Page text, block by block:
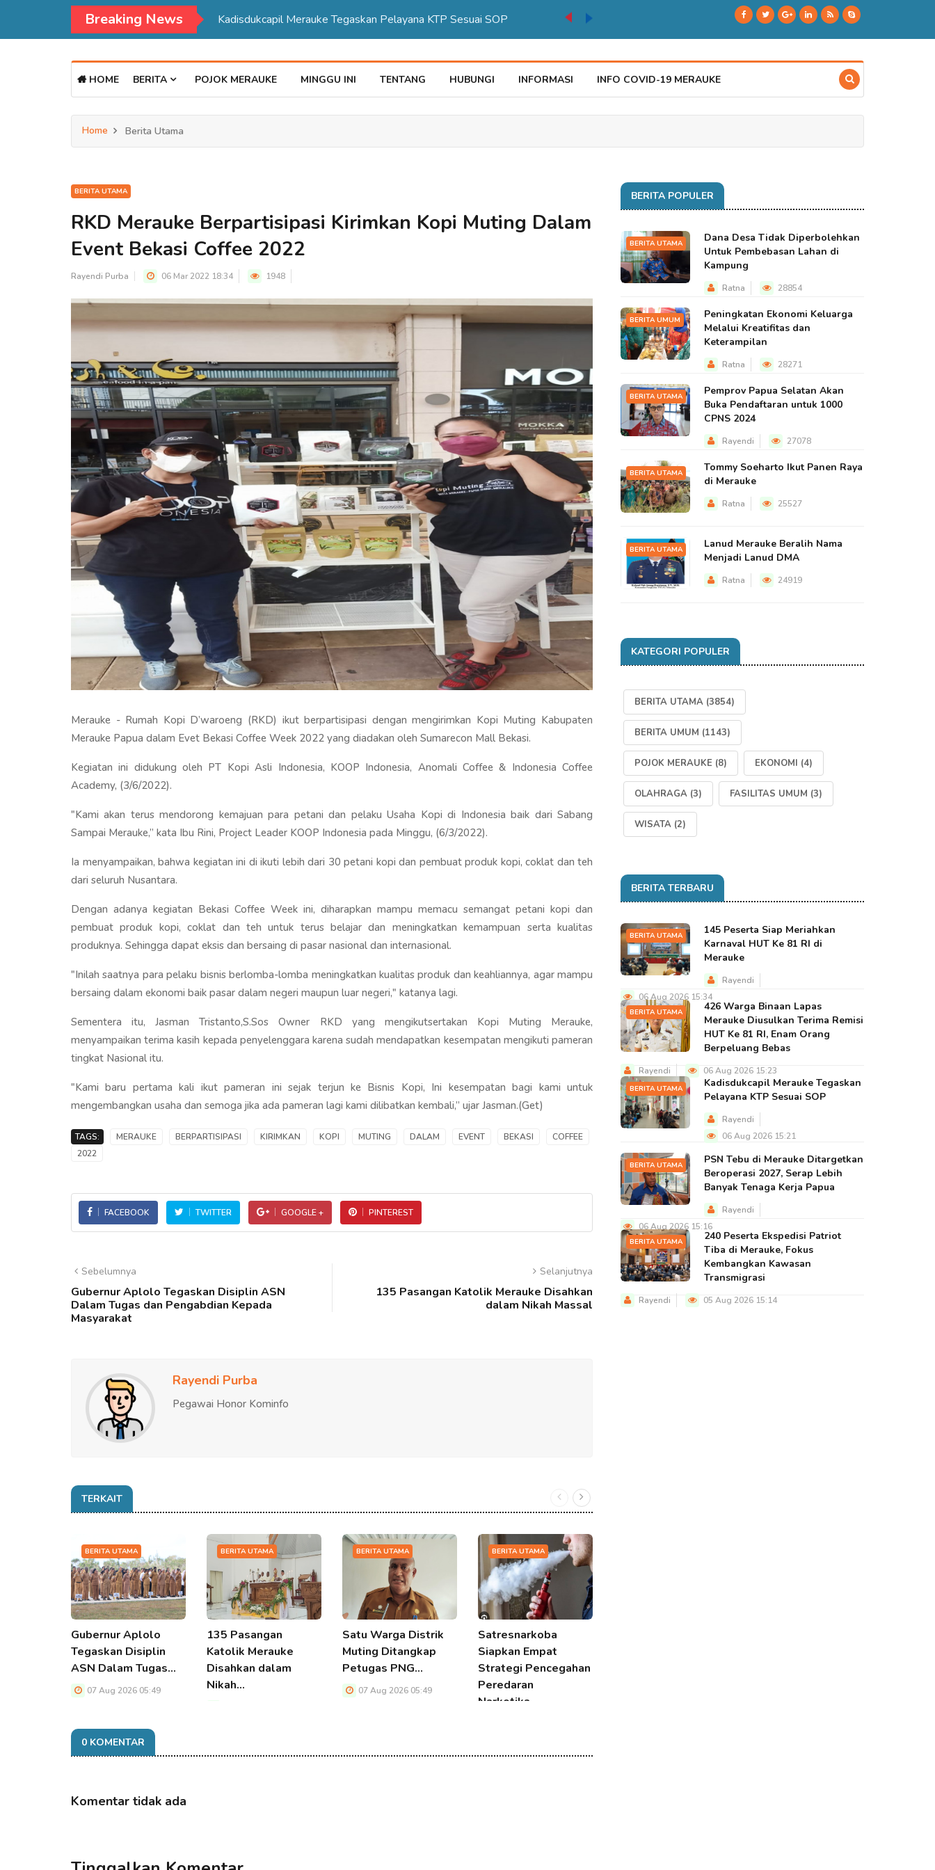
Breaking News Kadisdukcapil Merauke Tegaskan Pelayana KTP Sesuai SOP
HOME BERITA POJOK MERAUKE MINGGU INI TENTANG HUBUNGI INFORMASI INFO COVID-19 MERAUKE
Home Berita Utama
BERITA UTAMA
RKD Merauke Berpartisipasi Kirimkan Kopi Muting Dalam
Event Bekasi Coffee 2022
Rayendi Purba 06 Mar 2022 18:34 1948
Merauke - Rumah Kopi D’waroeng (RKD) ikut berpartisipasi dengan mengirimkan Kopi Muting Kabupaten
Merauke Papua dalam Evet Bekasi Coffee Week 2022 yang diadakan oleh Sumarecon Mall Bekasi.
Kegiatan ini didukung oleh PT Kopi Asli Indonesia, KOOP Indonesia, Anomali Coffee & Indonesia Coffee
Academy, (3/6/2022).
"Kami akan terus mendorong kemajuan para petani dan pelaku Usaha Kopi di Indonesia baik dari Sabang
Sampai Merauke,” kata Ibu Rini, Project Leader KOOP Indonesia pada Minggu, (6/3/2022).
Ia menyampaikan, bahwa kegiatan ini di ikuti lebih dari 30 petani kopi dan pembuat produk kopi, coklat dan teh
dari seluruh Nusantara.
Dengan adanya kegiatan Bekasi Coffee Week ini, diharapkan mampu memacu semangat petani kopi dan
pembuat produk kopi, coklat dan teh untuk terus belajar dan meningkatkan kemampuan serta kualitas
produknya. Sehingga dapat eksis dan bersaing di pasar nasional dan internasional.
"Inilah saatnya para pelaku bisnis berlomba-lomba meningkatkan kualitas produk dan keahliannya, agar mampu
bersaing dalam ekonomi baik pasar dalam negeri maupun luar negeri," katanya lagi.
Sementera itu, Jasman Tristanto,S.Sos Owner RKD yang mengikutsertakan Kopi Muting Merauke,
menyampaikan terima kasih kepada penyelenggara karena sudah mendapatkan kesempatan mengikuti pameran
tingkat Nasional itu.
"Kami baru pertama kali ikut pameran ini sejak terjun ke Bisnis Kopi, Ini kesempatan bagi kami untuk
mengembangkan usaha dan semoga jika ada pameran lagi kami dilibatkan kembali,” ujar Jasman.(Get)
TAGS: MERAUKE BERPARTISIPASI KIRIMKAN KOPI MUTING DALAM EVENT BEKASI
COFFEE
2022
FACEBOOK TWITTER GOOGLE + PINTEREST
Sebelumnya
Gubernur Aplolo Tegaskan Disiplin ASN
Dalam Tugas dan Pengabdian Kepada
Masyarakat
Selanjutnya
135 Pasangan Katolik Merauke Disahkan
dalam Nikah Massal
Rayendi Purba
Pegawai Honor Kominfo
TERKAIT
BERITA UTAMA
Gubernur Aplolo
Tegaskan Disiplin
ASN Dalam Tugas…
07 Aug 2026 05:49
BERITA UTAMA
135 Pasangan
Katolik Merauke
Disahkan dalam
Nikah…
BERITA UTAMA
Satu Warga Distrik
Muting Ditangkap
Petugas PNG…
07 Aug 2026 05:49
BERITA UTAMA
Satresnarkoba
Siapkan Empat
Strategi Pencegahan
Peredaran
Narkotika…
0 KOMENTAR
Komentar tidak ada
BERITA POPULER
BERITA UTAMA
Dana Desa Tidak Diperbolehkan
Untuk Pembebasan Lahan di
Kampung
Ratna 28854
BERITA UMUM
Peningkatan Ekonomi Keluarga
Melalui Kreatifitas dan
Keterampilan
Ratna 28271
BERITA UTAMA
Pemprov Papua Selatan Akan
Buka Pendaftaran untuk 1000
CPNS 2024
Rayendi 27078
BERITA UTAMA
Tommy Soeharto Ikut Panen Raya
di Merauke
Ratna 25527
BERITA UTAMA
Lanud Merauke Beralih Nama
Menjadi Lanud DMA
Ratna 24919
KATEGORI POPULER
BERITA UTAMA (3854)
BERITA UMUM (1143)
POJOK MERAUKE (8) EKONOMI (4)
OLAHRAGA (3) FASILITAS UMUM (3)
WISATA (2)
BERITA TERBARU
BERITA UTAMA
145 Peserta Siap Meriahkan
Karnaval HUT Ke 81 RI di
Merauke
Rayendi
06 Aug 2026 15:34
BERITA UTAMA
426 Warga Binaan Lapas
Merauke Diusulkan Terima Remisi
HUT Ke 81 RI, Enam Orang
Berpeluang Bebas
Rayendi 06 Aug 2026 15:23
BERITA UTAMA
Kadisdukcapil Merauke Tegaskan
Pelayana KTP Sesuai SOP
Rayendi
06 Aug 2026 15:21
BERITA UTAMA
PSN Tebu di Merauke Ditargetkan
Beroperasi 2027, Serap Lebih
Banyak Tenaga Kerja Papua
Rayendi
06 Aug 2026 15:16
BERITA UTAMA
240 Peserta Ekspedisi Patriot
Tiba di Merauke, Fokus
Kembangkan Kawasan
Transmigrasi
Rayendi 05 Aug 2026 15:14